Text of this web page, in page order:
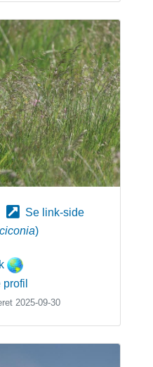
Se link-side
)
profil
2025-09-30